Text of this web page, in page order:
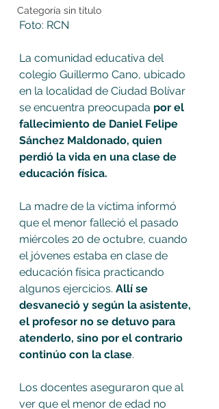
Categoría sin título
Foto: RCN
La comunidad educativa del
colegio Guillermo Cano, ubicado
en la localidad de Ciudad Bolívar
se encuentra preocupada por el
fallecimiento de Daniel Felipe
Sánchez Maldonado, quien
perdió la vida en una clase de
educación física.
La madre de la víctima informó
que el menor falleció el pasado
miércoles 20 de octubre, cuando
el jóvenes estaba en clase de
educación física practicando
algunos ejercicios. Allí se
desvaneció y según la asistente,
el profesor no se detuvo para
atenderlo, sino por el contrario
continúo con la clase.
Los docentes aseguraron que al
ver que el menor de edad no